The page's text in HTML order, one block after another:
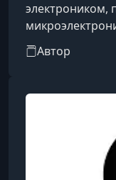
электроником,
Автор